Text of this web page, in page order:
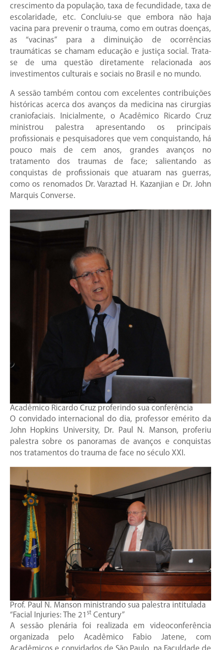
crescimento da população, taxa de fecundidade, taxa de
escolaridade, etc. Concluiu-se que embora não haja
vacina para prevenir o trauma, como em outras doenças,
as “vacinas” para a diminuição de ocorrências
traumáticas se chamam educação e justiça social. Trata-
se de uma questão diretamente relacionada aos
investimentos culturais e sociais no Brasil e no mundo.
A sessão também contou com excelentes contribuições
históricas acerca dos avanços da medicina nas cirurgias
craniofaciais. Inicialmente, o Acadêmico Ricardo Cruz
ministrou palestra apresentando os principais
profissionais e pesquisadores que vem conquistando, há
pouco mais de cem anos, grandes avanços no
tratamento dos traumas de face; salientando as
conquistas de profissionais que atuaram nas guerras,
como os renomados Dr. Varaztad H. Kazanjian e Dr. John
Marquis Converse.
Acadêmico Ricardo Cruz proferindo sua conferência
O convidado internacional do dia, professor emérito da
John Hopkins University, Dr. Paul N. Manson, proferiu
palestra sobre os panoramas de avanços e conquistas
nos tratamentos do trauma de face no século XXI.
Prof. Paul N. Manson ministrando sua palestra intitulada
“Facial Injuries: The 21 st Century”
A sessão plenária foi realizada em videoconferência
organizada pelo Acadêmico Fabio Jatene, com